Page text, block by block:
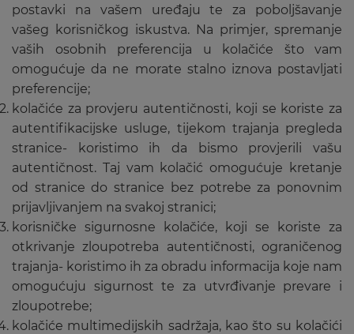
postavki na vašem uređaju te za poboljšavanje
vašeg korisničkog iskustva. Na primjer, spremanje
vaših osobnih preferencija u kolačiće što vam
omogućuje da ne morate stalno iznova postavljati
preferencije;
kolačiće za provjeru autentičnosti, koji se koriste za
autentifikacijske usluge, tijekom trajanja pregleda
stranice- koristimo ih da bismo provjerili vašu
autentičnost. Taj vam kolačić omogućuje kretanje
od stranice do stranice bez potrebe za ponovnim
prijavljivanjem na svakoj stranici;
korisničke sigurnosne kolačiće, koji se koriste za
otkrivanje zloupotreba autentičnosti, ograničenog
trajanja- koristimo ih za obradu informacija koje nam
omogućuju sigurnost te za utvrđivanje prevare i
zloupotrebe;
kolačiće multimedijskih sadržaja, kao što su kolačići